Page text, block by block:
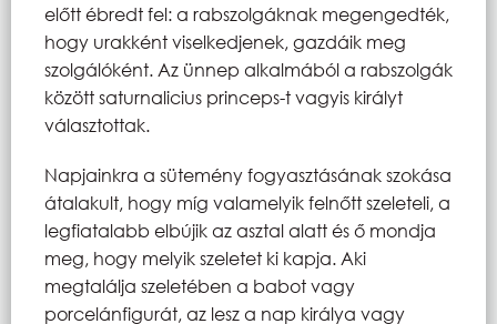
előtt ébredt fel: a rabszolgáknak megengedték,
hogy urakként viselkedjenek, gazdáik meg
szolgálóként. Az ünnep alkalmából a rabszolgák
között saturnalicius princeps-t vagyis királyt
választottak.
Napjainkra a sütemény fogyasztásának szokása
átalakult, hogy míg valamelyik felnőtt szeleteli, a
legfiatalabb elbújik az asztal alatt és ő mondja
meg, hogy melyik szeletet ki kapja. Aki
megtalálja szeletében a babot vagy
porcelánfigurát, az lesz a nap királya vagy